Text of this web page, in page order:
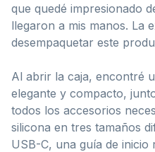
que quedé impresionado
llegaron a mis manos. La
desempaquetar este
Al abrir la caja, encontré
elegante y compacto,
todos los accesorios
silicona en tres tamaños
USB-C, una guía de inicio